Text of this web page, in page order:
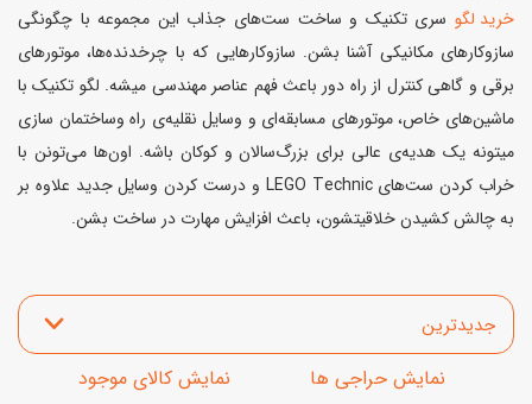
خرید لگو سری تکنیک و ساخت ست‌های جذاب این مجموعه با چگونگی
سازوکارهای مکانیکی آشنا بشن. سازوکارهایی که با چرخدنده‌ها، موتورهای
برقی و گاهی کنترل از راه دور باعث فهم عناصر مهندسی میشه. لگو تکنیک با
ماشین‌های خاص، موتورهای مسابقه‌ای و وسایل نقلیه‌ی راه‌ وساختمان سازی
میتونه یک هدیه‌ی عالی برای بزرگ‌سالان و کوکان باشه. اون‌ها می‌تونن با
خراب کردن ست‌های LEGO Technic و درست کردن وسایل جدید علاوه بر
به چالش کشیدن خلاقیتشون، باعث افزایش مهارت در ساخت بشن.
مرتب‌سازی محصولات